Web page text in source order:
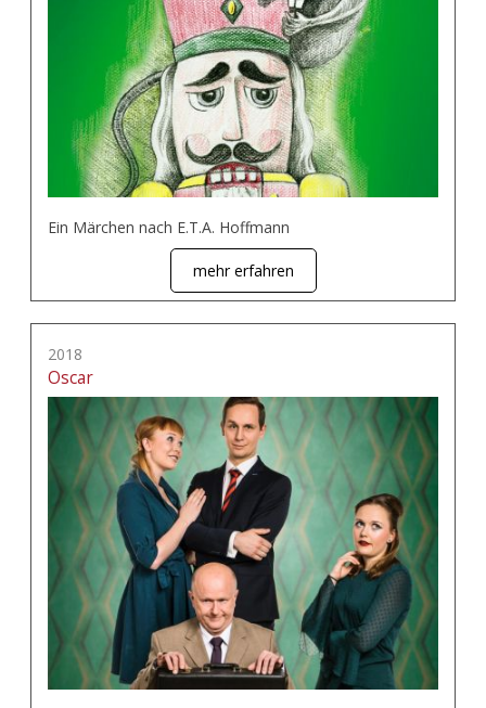
Ein Märchen nach E.T.A. Hoffmann
mehr erfahren
2018
Oscar